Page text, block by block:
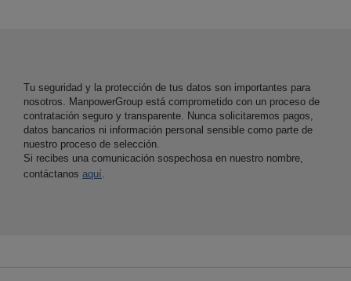
Tu seguridad y la protección de tus datos son importantes para
nosotros. ManpowerGroup está comprometido con un proceso de
contratación seguro y transparente. Nunca solicitaremos pagos,
datos bancarios ni información personal sensible como parte de
nuestro proceso de selección.
Si recibes una comunicación sospechosa en nuestro nombre,
contáctanos aquí.